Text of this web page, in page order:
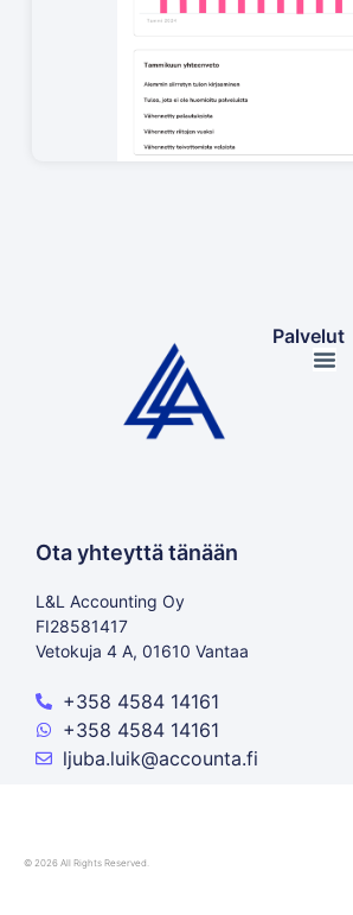
Palvelut
Ota yhteyttä tänään
L&L Accounting Oy
FI28581417
Vetokuja 4 A, 01610 Vantaa
+358 4584 14161
+358 4584 14161
ljuba.luik@accounta.fi
© 2026 All Rights Reserved.